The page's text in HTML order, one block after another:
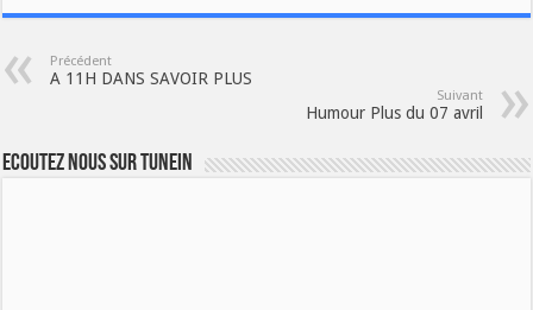
Précédent
A 11H DANS SAVOIR PLUS
Suivant
Humour Plus du 07 avril
Ecoutez nous sur TuneIn